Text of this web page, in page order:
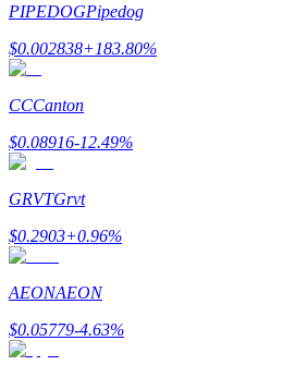
Information
Big data-analys inklusive
PIPEDOGPipedog
$0.002838+183.80%
CCCanton
$0.08916-12.49%
GRVTGrvt
$0.2903+0.96%
AEONAEON
$0.05779-4.63%